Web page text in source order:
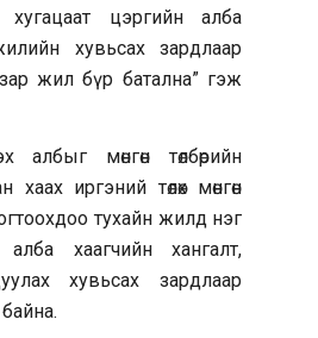
хугацаат цэргийн алба
хувьсах зардлаар
жил бүр батална” гэж
албыг мөнгөн төлбөрийн
иргэний төлөх мөнгөн
тухайн жилд нэг
хаагчийн хангалт,
хувьсах зардлаар